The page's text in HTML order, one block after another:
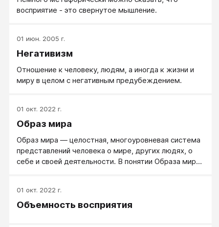
восприятие - это свернутое мышление.
01 июн. 2005 г.
Негативизм
Отношение к человеку, людям, а иногда к жизни и
миру в целом с негативным предубеждением.
01 окт. 2022 г.
Образ мира
Образ мира — целостная, многоуровневая система
представлений человека о мире, других людях, о
себе и своей деятельности. В понятии Образа мира
познавательной сферы личности. Образ мира и
близкие к нему понятия — картина мира, модель
01 окт. 2022 г.
Объемность восприятия